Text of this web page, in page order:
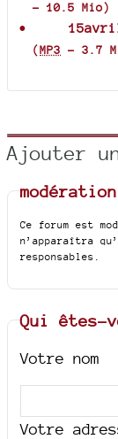
- 10.5 Mio)
(MP3 - 3.7
Ajouter
Ce forum est
n’apparaîtra
responsables.
Qui êtes-
Votre nom
Votre